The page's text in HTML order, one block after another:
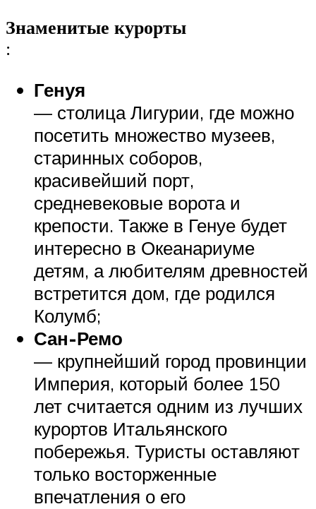
Знаменитые курорты
:
Генуя
— столица Лигурии, где можно
посетить множество музеев,
старинных соборов,
красивейший порт,
средневековые ворота и
крепости. Также в Генуе будет
интересно в Океанариуме
детям, а любителям древностей
встретится дом, где родился
Колумб;
Сан-Ремо
— крупнейший город провинции
Империя, который более 150
лет считается одним из лучших
курортов Итальянского
побережья. Туристы оставляют
только восторженные
впечатления о его